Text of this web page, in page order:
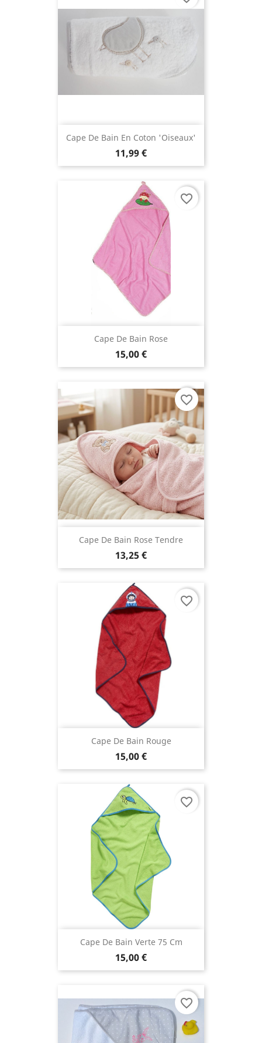
Cape De Bain En Coton 'Oiseaux'
11,99 €
Cape De Bain Rose
15,00 €
favorite_border
Cape De Bain Rose Tendre
13,25 €
favorite_border
Cape De Bain Rouge
15,00 €
favorite_border
Cape De Bain Verte 75 Cm
15,00 €
favorite_border
favorite_border